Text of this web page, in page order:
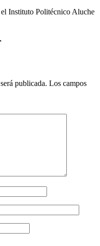
Instituto Politécnico Aluche
publicada. Los campos